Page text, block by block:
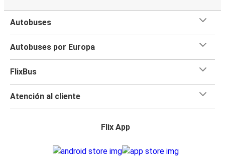
Autobuses
Autobuses por Europa
FlixBus
Atención al cliente
Flix App